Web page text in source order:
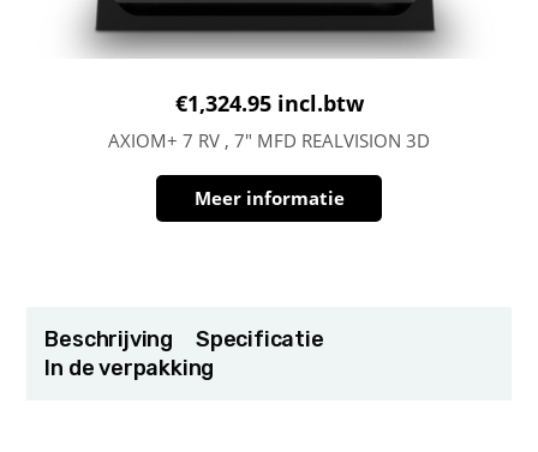
€1,324.95 incl.btw
AXIOM+ 7 RV , 7″ MFD REALVISION 3D
Meer informatie
Beschrijving
Specificatie
In de verpakking